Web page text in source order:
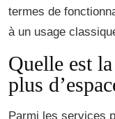
termes de
à un usage
Quelle est
plus
Parmi les services